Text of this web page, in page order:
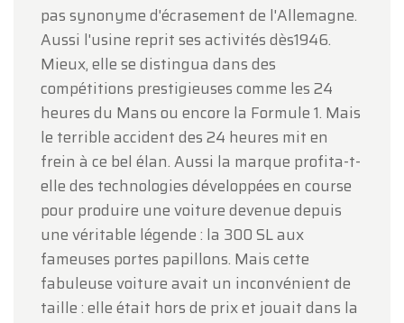
pas synonyme d'écrasement de l'Allemagne.
Aussi l'usine reprit ses activités dès1946.
Mieux, elle se distingua dans des
compétitions prestigieuses comme les 24
heures du Mans ou encore la Formule 1. Mais
le terrible accident des 24 heures mit en
frein à ce bel élan. Aussi la marque profita-t-
elle des technologies développées en course
pour produire une voiture devenue depuis
une véritable légende : la 300 SL aux
fameuses portes papillons. Mais cette
fabuleuse voiture avait un inconvénient de
taille : elle était hors de prix et jouait dans la